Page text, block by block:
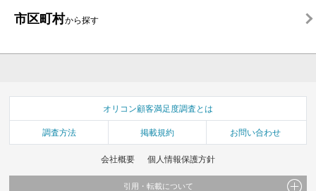
市区町村から探す
オリコン顧客満足度調査とは
調査方法 掲載規約 お問い合わせ
会社概要 個人情報保護方針
引用・転載について